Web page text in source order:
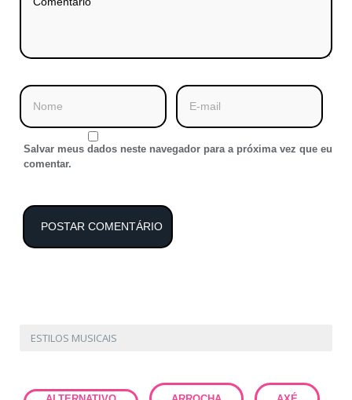
Salvar meus dados neste navegador para a próxima vez que eu
comentar.
ESTILOS MUSICAIS